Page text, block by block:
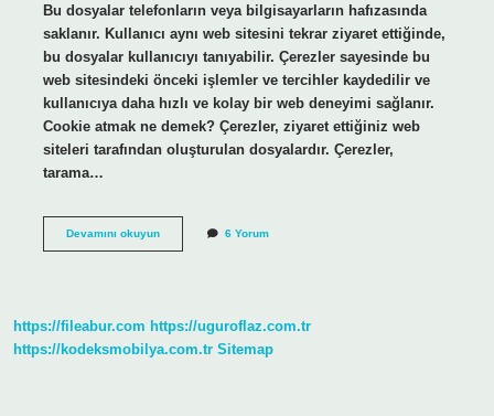
Bu dosyalar telefonların veya bilgisayarların hafızasında
saklanır. Kullanıcı aynı web sitesini tekrar ziyaret ettiğinde,
bu dosyalar kullanıcıyı tanıyabilir. Çerezler sayesinde bu
web sitesindeki önceki işlemler ve tercihler kaydedilir ve
kullanıcıya daha hızlı ve kolay bir web deneyimi sağlanır.
Cookie atmak ne demek? Çerezler, ziyaret ettiğiniz web
siteleri tarafından oluşturulan dosyalardır. Çerezler,
tarama…
Devamını okuyunCookie
6 Yorum
https://fileabur.com https://uguroflaz.com.tr
https://kodeksmobilya.com.tr Sitemap